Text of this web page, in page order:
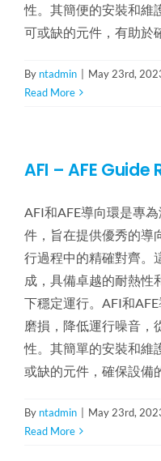
性。其簡便的安裝和維
可或缺的元件，有助於
By ntadmin May 23rd,
Read More
AFI – AFE Guide
AFI和AFE導向環是專
件，旨在提供優秀的導
行過程中的精確對齊。
成，具備卓越的耐熱性
下穩定運行。AFI和
磨損，降低運行噪音，
性。其簡單的安裝和維
或缺的元件，確保設備
By ntadmin May 23rd,
Read More